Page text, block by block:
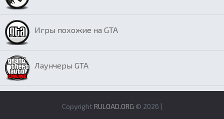
Игры похожие на GTA
Лаунчеры GTA
Copyright RULOAD.ORG © 2026 |